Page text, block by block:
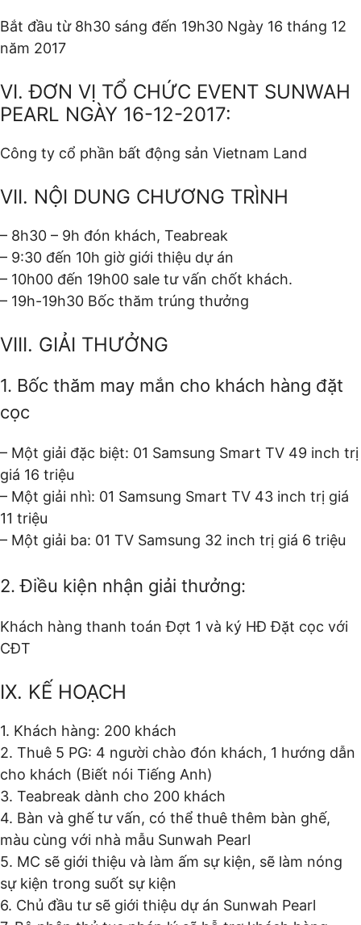
Bắt đầu từ 8h30 sáng đến 19h30 Ngày 16 tháng 12
năm 2017
VI. ĐƠN VỊ TỔ CHỨC EVENT SUNWAH
PEARL NGÀY 16-12-2017:
Công ty cổ phần bất động sản Vietnam Land
VII. NỘI DUNG CHƯƠNG TRÌNH
– 8h30 – 9h đón khách, Teabreak
– 9:30 đến 10h giờ giới thiệu dự án
– 10h00 đến 19h00 sale tư vấn chốt khách.
– 19h-19h30 Bốc thăm trúng thưởng
VIII. GIẢI THƯỞNG
1. Bốc thăm may mắn cho khách hàng đặt
cọc
– Một giải đặc biệt: 01 Samsung Smart TV 49 inch trị
giá 16 triệu
– Một giải nhì: 01 Samsung Smart TV 43 inch trị giá
11 triệu
– Một giải ba: 01 TV Samsung 32 inch trị giá 6 triệu
2. Điều kiện nhận giải thưởng:
Khách hàng thanh toán Đợt 1 và ký HĐ Đặt cọc với
CĐT
IX. KẾ HOẠCH
1. Khách hàng: 200 khách
2. Thuê 5 PG: 4 người chào đón khách, 1 hướng dẫn
cho khách (Biết nói Tiếng Anh)
3. Teabreak dành cho 200 khách
4. Bàn và ghế tư vấn, có thể thuê thêm bàn ghế,
màu cùng với nhà mẫu Sunwah Pearl
5. MC sẽ giới thiệu và làm ấm sự kiện, sẽ làm nóng
sự kiện trong suốt sự kiện
6. Chủ đầu tư sẽ giới thiệu dự án Sunwah Pearl